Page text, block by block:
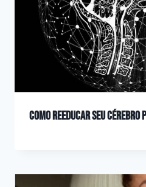
Como reeducar seu cérebro